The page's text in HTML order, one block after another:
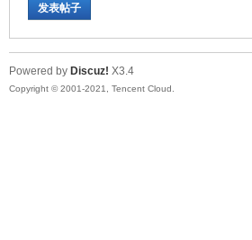
发表帖子
Powered by Discuz! X3.4
Copyright © 2001-2021, Tencent Cloud.